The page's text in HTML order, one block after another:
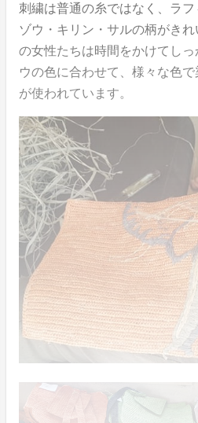
刺繍は普通の糸ではなく、ラフ
ゾウ・キリン・サルの柄がき
の女性たちは時間をかけてし
ウの色に合わせて、様々な色
が使われています。